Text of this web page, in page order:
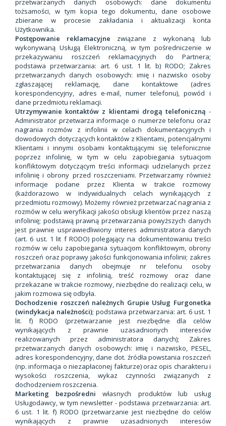
przetwarzanych danych osobowych: dane dokumentu
tożsamości, w tym kopia tego dokumentu, dane osobowe
zbierane w procesie zakładania i aktualizacji konta
Użytkownika.
Postępowanie reklamacyjne związane z wykonaną lub
wykonywaną Usługą Elektroniczną, w tym pośredniczenie w
przekazywaniu roszczeń reklamacyjnych do Partnera;
podstawa przetwarzania: art. 6 ust. 1 lit. b) RODO; Zakres
przetwarzanych danych osobowych: imię i nazwisko osoby
zgłaszającej reklamację, dane kontaktowe (adres
korespondencyjny, adres e-mail, numer telefonu), powód i
dane przedmiotu reklamacji.
Utrzymywanie kontaktów z klientami drogą telefoniczną -
Administrator przetwarza informacje o numerze telefonu oraz
nagrania rozmów z infolinii w celach dokumentacyjnych i
dowodowych dotyczących kontaktów z Klientami, potencjalnymi
Klientami i innymi osobami kontaktującymi się telefonicznie
poprzez infolinię, w tym w celu zapobiegania sytuacjom
konfliktowym dotyczącym treści informacji udzielanych przez
infolinię i obrony przed roszczeniami. Przetwarzamy również
informacje podane przez Klienta w trakcie rozmowy
(każdorazowo w indywidualnych celach wynikających z
przedmiotu rozmowy). Możemy również przetwarzać nagrania z
rozmów w celu weryfikacji jakości obsługi klientów przez naszą
infolinię; podstawą prawną przetwarzania powyższych danych
jest prawnie usprawiedliwiony interes administratora danych
(art. 6 ust. 1 lit f RODO) polegający na dokumentowaniu treści
rozmów w celu zapobiegania sytuacjom konfliktowym, obrony
roszczeń oraz poprawy jakości funkcjonowania infolinii; zakres
przetwarzania danych obejmuje nr telefonu osoby
kontaktującej się z infolinią, treść rozmowy oraz dane
przekazane w trakcie rozmowy, niezbędne do realizacji celu, w
jakim rozmowa się odbyła.
Dochodzenie roszczeń należnych Grupie Usług Furgonetka
(windykacja należności); podstawa przetwarzania: art. 6 ust. 1
lit. f) RODO (przetwarzanie jest niezbędne dla celów
wynikających z prawnie uzasadnionych interesów
realizowanych przez administratora danych); Zakres
przetwarzanych danych osobowych: imię i nazwisko, PESEL,
adres korespondencyjny, dane dot. źródła powstania roszczeń
(np. informacja o niezapłaconej fakturze) oraz opis charakteru i
wysokości roszczenia, wykaz czynności związanych z
dochodzeniem roszczenia.
Marketing bezpośredniwłasnych produktów lub usług
Usługodawcy, w tym newsletter - podstawa przetwarzania: art.
6 ust. 1 lit. f) RODO (przetwarzanie jest niezbędne do celów
wynikających z prawnie uzasadnionych interesów